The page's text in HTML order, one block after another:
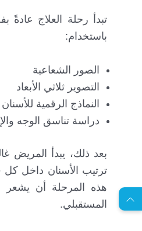
تبدأ رحلة العلاج
باستخدام:
الصور الشعاعية
التصوير ثلاثي الأبعاد
النماذج الرقمية للأسنان
دراسة تناسق الوجه
ترتيب الأسنان داخل
هذه المرحلة أن يشعر
المستقبلي.
ل
ا
س
ت
ش
ا
ر
ة
م
ج
ا
ن
ي
ة